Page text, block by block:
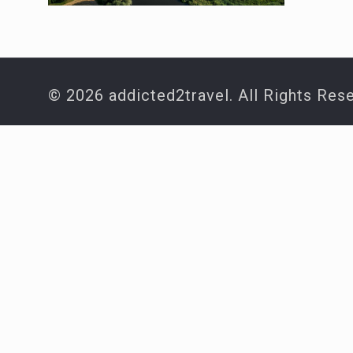
© 2026 addicted2travel. All Rights